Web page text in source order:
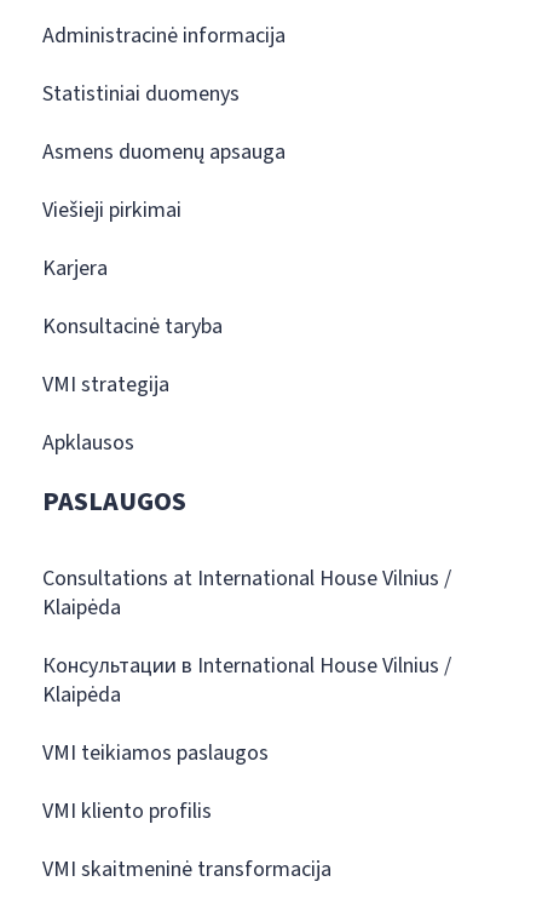
Administracinė informacija
Statistiniai duomenys
Asmens duomenų apsauga
Viešieji pirkimai
Karjera
Konsultacinė taryba
VMI strategija
Apklausos
PASLAUGOS
Consultations at International House Vilnius /
Klaipėda
Консультации в International House Vilnius /
Klaipėda
VMI teikiamos paslaugos
VMI kliento profilis
VMI skaitmeninė transformacija